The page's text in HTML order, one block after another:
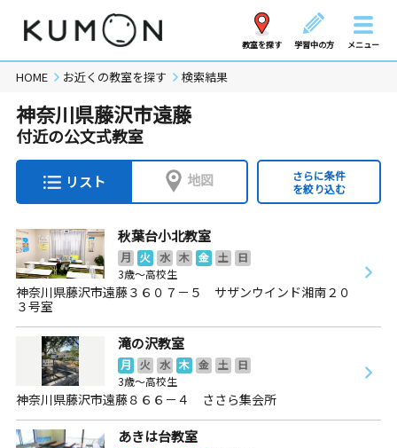
教室を探す 学習中の方 メニュー
HOME お近くの教室を探す 検索結果
神奈川県藤沢市遠藤
付近の公文式教室
リスト 地図
さらに条件
を絞り込む
秋葉台小北教室
月 火 水 木 金 土
日
3歳～高校生
神奈川県藤沢市遠藤３６０７－５ サザンウインド湘南２０
３号室
滝の沢教室
月 火 水 木 金 土
日
3歳～高校生
神奈川県藤沢市遠藤８６６－４ ささら集会所
あきは台教室